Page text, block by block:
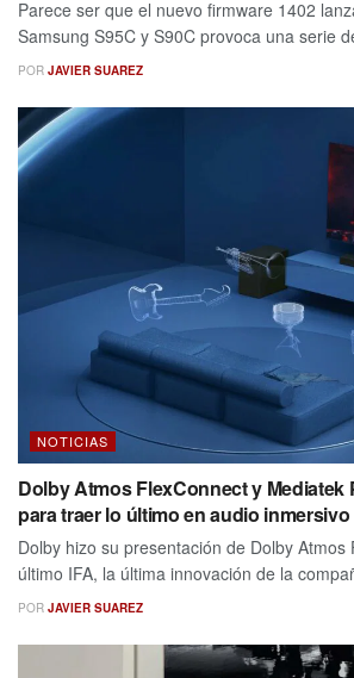
Parece ser que el nuevo firmware 1402
Samsung S95C y S90C provoca una serie
POR JAVIER SUAREZ
NOTICIAS
Dolby Atmos FlexConnect y
para traer lo último en audio inmersivo
Dolby hizo su presentación de Dolby
último IFA, la última innovación de la
POR JAVIER SUAREZ